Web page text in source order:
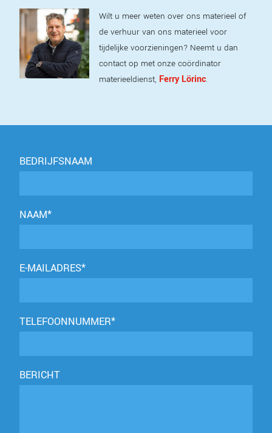
Wilt u meer weten over ons materieel of
de verhuur van ons materieel voor
tijdelijke voorzieningen? Neemt u dan
contact op met onze coördinator
materieeldienst, Ferry Lörinc.
BEDRIJFSNAAM
NAAM*
E-MAILADRES*
TELEFOONNUMMER*
BERICHT